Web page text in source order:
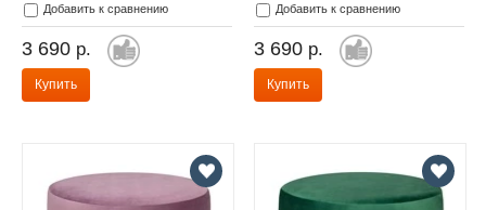
Добавить к сравнению
3 690 р.
Купить
Добавить к сравнению
3 690 р.
Купить